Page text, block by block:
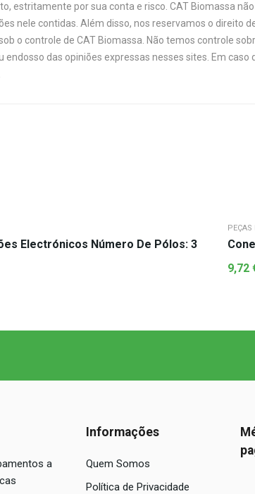
estritamente por sua conta e risco. CAT Biomassa
nele contidas. Além disso, nos reservamos o direito
o controle de CAT Biomassa. Não temos controle
das opiniões expressas nesses sites. Em caso
Conector Plug-In Para Cartões Electrónicos Número De Pólos: 3
PEÇAS
9,72
a
Informações
Quem Somos
Política de Privacidade